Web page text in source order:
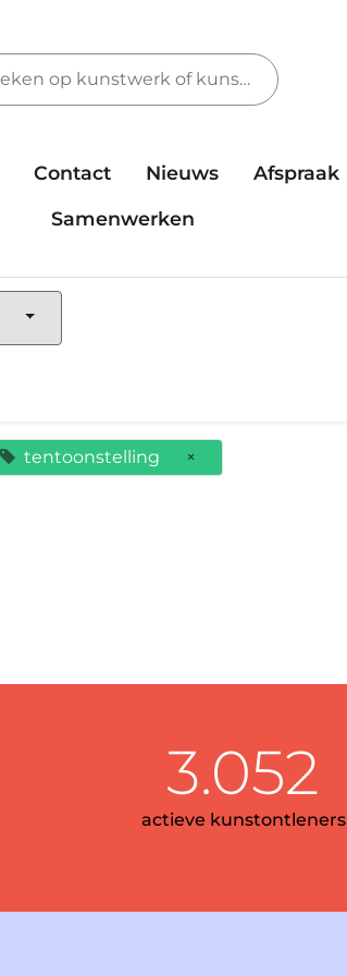
Contact Nieuws Afspraak
Samenwerken
tentoonstelling ×
3.052
actieve kunstontleners